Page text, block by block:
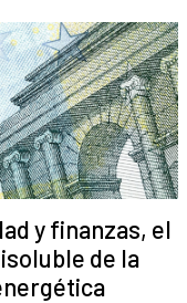
y finanzas, el
de la